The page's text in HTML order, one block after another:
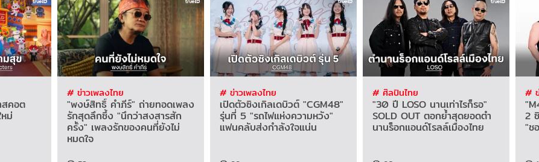
สคอต
ม่
# ข่าวเพลงไทย
"พงษ์สิทธิ์ คำภีร์" ถ่ายทอดเพลง
รักสุดลึกซึ้ง "นึกว่าสงสารสัก
ครั้ง" เพลงรักของคนที่ยังไม่
หมดใจ
# ข่าวเพลงไทย
เปิดตัวซิงเกิลเดบิวต์ "CGM48"
รุ่นที่ 5 "รถไฟแห่งความหวัง"
แฟนคลับส่งกำลังใจแน่น
# ศิลปินไทย
"30 ปี LOSO นานเท่าไรก็รอ"
SOLD OUT ตอกย้ำสุดยอดตำ
นานร็อกแอนด์โรลล์เมืองไทย
#
2
"ช